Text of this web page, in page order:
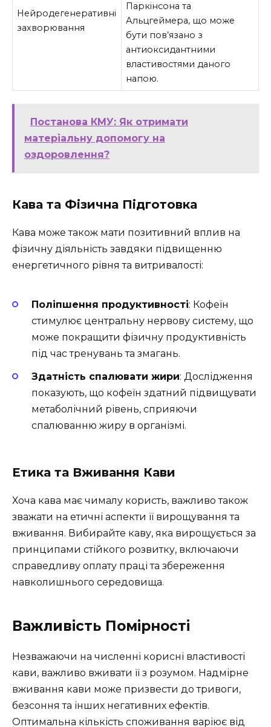
Нейродегенеративні
захворювання
Паркінсона та
Альцгеймера, що може
бути пов’язано з
антиоксидантними
властивостями даного
напою.
Постанова КМУ: Як отримати
матеріальну допомогу на
оздоровлення?
Кава та Фізична Підготовка
Кава може також мати позитивний вплив на
фізичну діяльність завдяки підвищенню
енергетичного рівня та витривалості:
Поліпшення продуктивності: Кофеїн
стимулює центральну нервову систему, що
може покращити фізичну продуктивність
під час тренувань та змагань.
Здатність спалювати жири: Дослідження
показують, що кофеїн здатний підвищувати
метаболічний рівень, сприяючи
спалюванню жиру в організмі.
Етика та Вживання Кави
Хоча кава має чималу користь, важливо також
зважати на етичні аспекти її вирощування та
вживання. Вибирайте каву, яка вирощується за
принципами стійкого розвитку, включаючи
справедливу оплату праці та збереження
навколишнього середовища.
Важливість Помірності
Незважаючи на численні корисні властивості
кави, важливо вживати її з розумом. Надмірне
вживання кави може призвести до тривоги,
безсоння та інших негативних ефектів.
Оптимальна кількість споживання варіює від